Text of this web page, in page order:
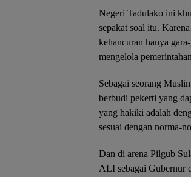
Negeri Tadulako ini
sepakat soal itu.
kehancuran hanya
mengelola
Sebagai seorang
berbudi pekerti yang
yang hakiki adalah
sesuai dengan norma-
Dan di arena Pilgub
ALI sebagai